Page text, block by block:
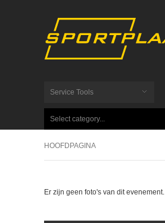
Service Tools
Select category...
HOOFDPAGINA
Er zijn geen foto's van dit evenement.